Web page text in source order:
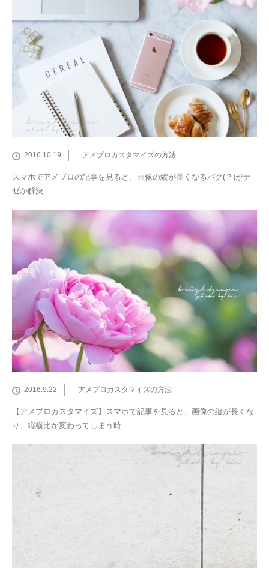
2016.10.19 アメブロカスタマイズの方法
スマホでアメブロの記事を見ると、画像の縦が長くなるバグ(？)がナ
ゼか解決
2016.9.22 アメブロカスタマイズの方法
【アメブロカスタマイズ】スマホで記事を見ると、画像の縦が長くな
り、縦横比が変わってしまう時…